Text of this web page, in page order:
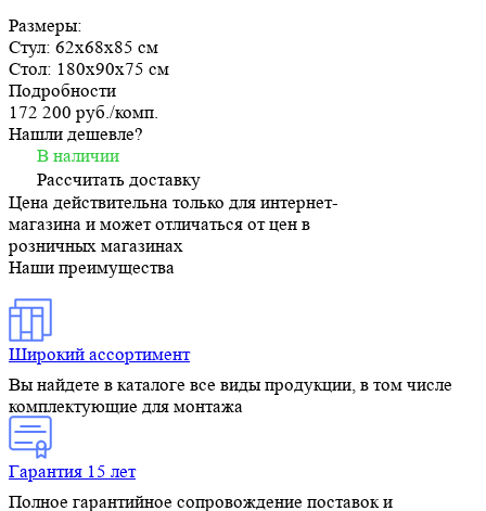
Размеры:
Стул: 62x68x85 см
Стол: 180x90x75 см
Подробности
172 200 руб./комп.
Нашли дешевле?
В наличии
Рассчитать доставку
Цена действительна только для интернет-
магазина и может отличаться от цен в
розничных магазинах
Наши преимущества
Широкий ассортимент
Вы найдете в каталоге все виды продукции, в том числе
комплектующие для монтажа
Гарантия 15 лет
Полное гарантийное сопровождение поставок и